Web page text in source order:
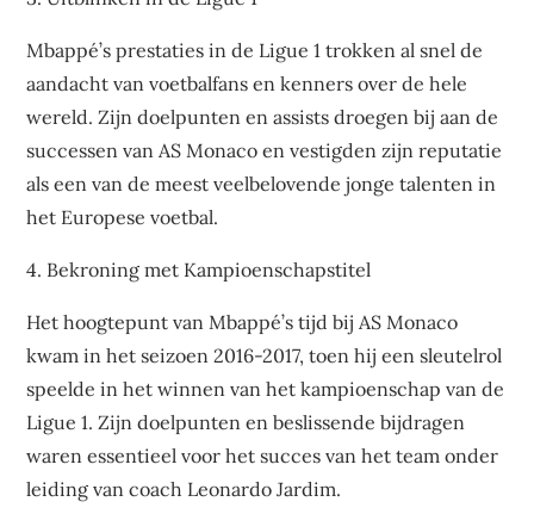
Mbappé’s prestaties in de Ligue 1 trokken al snel de
aandacht van voetbalfans en kenners over de hele
wereld. Zijn doelpunten en assists droegen bij aan de
successen van AS Monaco en vestigden zijn reputatie
als een van de meest veelbelovende jonge talenten in
het Europese voetbal.
4. Bekroning met Kampioenschapstitel
Het hoogtepunt van Mbappé’s tijd bij AS Monaco
kwam in het seizoen 2016-2017, toen hij een sleutelrol
speelde in het winnen van het kampioenschap van de
Ligue 1. Zijn doelpunten en beslissende bijdragen
waren essentieel voor het succes van het team onder
leiding van coach Leonardo Jardim.